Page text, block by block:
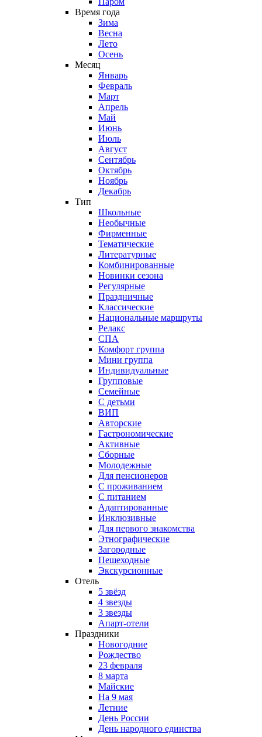
Время года
Зима
Весна
Лето
Осень
Месяц
Январь
Февраль
Март
Апрель
Май
Июнь
Июль
Август
Сентябрь
Октябрь
Ноябрь
Декабрь
Тип
Школьные
Необычные
Фирменные
Тематические
Литературные
Комбинированные
Новинки сезона
Регулярные
Праздничные
Классические
Национальные маршруты
Релакс
СПА
Комфорт группа
Мини группа
Индивидуальные
Групповые
Семейные
С детьми
ВИП
Авторские
Гастрономические
Активные
Сборные
Молодежные
Для пенсионеров
С проживанием
С питанием
Адаптированные
Инклюзивные
Для первого знакомства
Этнографические
Загородные
Пешеходные
Экскурсионные
Отель
5 звёзд
4 звезды
3 звезды
Апарт-отели
Праздники
Новогодние
Рождество
23 февраля
8 марта
Майские
На 9 мая
Летние
День России
День народного единства